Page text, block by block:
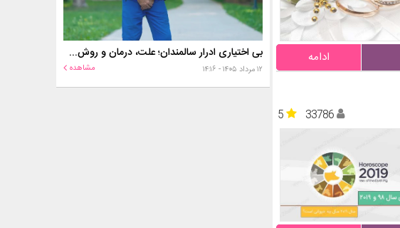
ادامه
5
33786
بی اختیاری ادرار سالمندان؛ علت، درمان و روش‌های کنترل در منزل
۱۲ مرداد ۱۴۰۵ - ۱۴:۱۶ مشاهده